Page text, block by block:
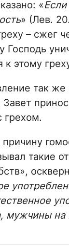
«
» (Лев.
– сжег
Господь
к этому
так
причину
такие
мужчины